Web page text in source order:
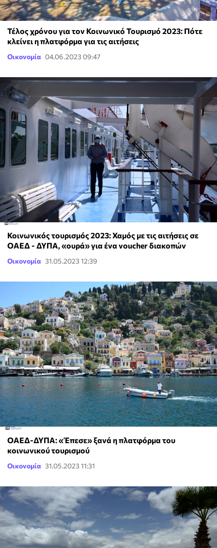
Τέλος χρόνου για τον Κοινωνικό Τουρισμό 2023: Πότε
κλείνει η πλατφόρμα για τις αιτήσεις
Οικονομία 04.06.2023 09:47
Κοινωνικός τουρισμός 2023: Χαμός με τις αιτήσεις σε
ΟΑΕΔ - ΔΥΠΑ, «ουρά» για ένα voucher διακοπών
Οικονομία 31.05.2023 12:39
ΟΑΕΔ-ΔΥΠΑ: «Έπεσε» ξανά η πλατφόρμα του
κοινωνικού τουρισμού
Οικονομία 31.05.2023 11:31